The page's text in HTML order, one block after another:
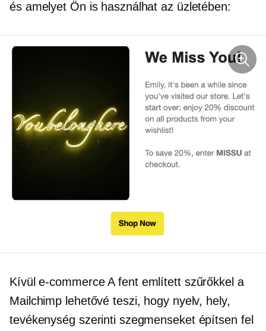
és amelyet Ön is használhat az üzletében:
Kívüle-commerceA fent említett szűrőkkel a
Mailchimp lehetővé teszi, hogy nyelv, hely,
tevékenység szerinti szegmenseket építsen fel